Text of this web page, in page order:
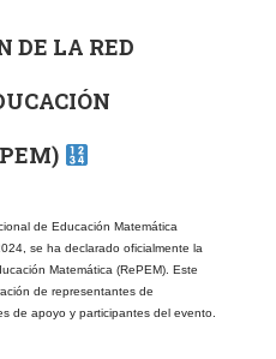
DE LA RED
de Educación Matemática
se ha declarado oficialmente la
Matemática (RePEM). Este
de representantes de
de apoyo y participantes del evento.